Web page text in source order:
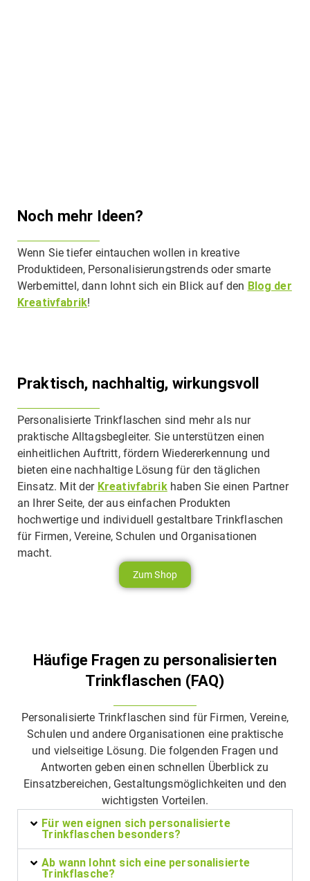
Noch mehr Ideen?
Wenn Sie tiefer eintauchen wollen in kreative
Produktideen, Personalisierungstrends oder smarte
Werbemittel, dann lohnt sich ein Blick auf den Blog der
Kreativfabrik!
Praktisch, nachhaltig, wirkungsvoll
Personalisierte Trinkflaschen sind mehr als nur
praktische Alltagsbegleiter. Sie unterstützen einen
einheitlichen Auftritt, fördern Wiedererkennung und
bieten eine nachhaltige Lösung für den täglichen
Einsatz. Mit der Kreativfabrikhaben Sie einen Partner
an Ihrer Seite, der aus einfachen Produkten
hochwertige und individuell gestaltbare Trinkflaschen
für Firmen, Vereine, Schulen und Organisationen
macht.
Zum Shop
Häufige Fragen zu personalisierten
Trinkflaschen (FAQ)
Personalisierte Trinkflaschen sind für Firmen, Vereine,
Schulen und andere Organisationen eine praktische
und vielseitige Lösung. Die folgenden Fragen und
Antworten geben einen schnellen Überblick zu
Einsatzbereichen, Gestaltungsmöglichkeiten und den
wichtigsten Vorteilen.
Für wen eignen sich personalisierte
Trinkflaschen besonders?
Ab wann lohnt sich eine personalisierte
Trinkflasche?